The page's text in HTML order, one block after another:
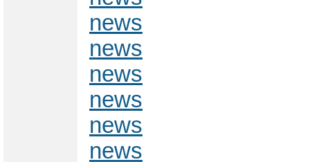
news
news
news
news
news
news